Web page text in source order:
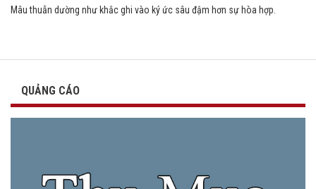
Mâu thuẫn dường như khắc ghi vào ký ức sâu đậm hơn sự hòa hợp.
QUẢNG CÁO